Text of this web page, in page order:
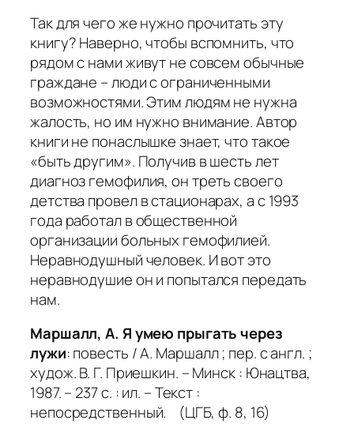
Так для чего же нужно прочитать эту
книгу? Наверно, чтобы вспомнить, что
рядом с нами живут не совсем обычные
граждане – люди с ограниченными
возможностями. Этим людям не нужна
жалость, но им нужно внимание. Автор
книги не понаслышке знает, что такое
«быть другим». Получив в шесть лет
диагноз гемофилия, он треть своего
детства провел в стационарах, а с 1993
года работал в общественной
организации больных гемофилией.
Неравнодушный человек. И вот это
неравнодушие он и попытался передать
нам.
Маршалл, А. Я умею прыгать через
лужи: повесть / А. Маршалл ; пер. с англ. ;
худож. В. Г. Приешкин. – Минск : Юнацтва,
1987. – 237 с. : ил. – Текст :
непосредственный. (ЦГБ, ф. 8, 16)